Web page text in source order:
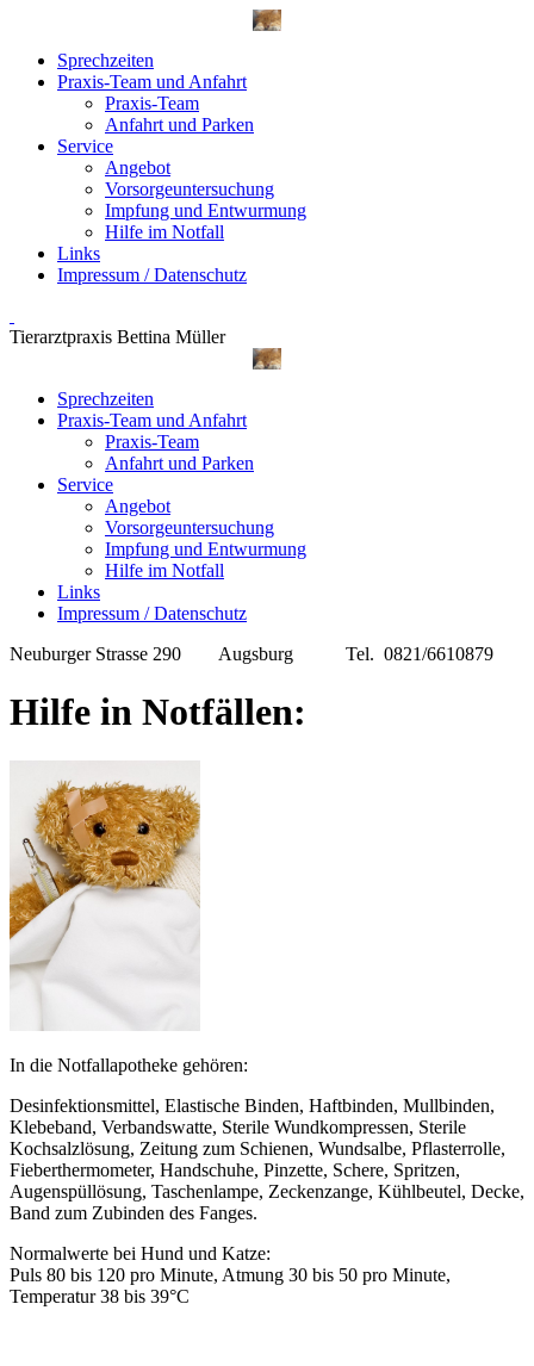
Sprechzeiten
Praxis-Team und Anfahrt
Praxis-Team
Anfahrt und Parken
Service
Angebot
Vorsorgeuntersuchung
Impfung und Entwurmung
Hilfe im Notfall
Links
Impressum / Datenschutz
Tierarztpraxis Bettina Müller
Sprechzeiten
Praxis-Team und Anfahrt
Praxis-Team
Anfahrt und Parken
Service
Angebot
Vorsorgeuntersuchung
Impfung und Entwurmung
Hilfe im Notfall
Links
Impressum / Datenschutz
Neuburger Strasse 290 Augsburg Tel. 0821/6610879
Hilfe in Notfällen:
In die Notfallapotheke gehören:
Desinfektionsmittel, Elastische Binden, Haftbinden, Mullbinden,
Klebeband, Verbandswatte, Sterile Wundkompressen, Sterile
Kochsalzlösung, Zeitung zum Schienen, Wundsalbe, Pflasterrolle,
Fieberthermometer, Handschuhe, Pinzette, Schere, Spritzen,
Augenspüllösung, Taschenlampe, Zeckenzange, Kühlbeutel, Decke,
Band zum Zubinden des Fanges.
Normalwerte bei Hund und Katze:
Puls 80 bis 120 pro Minute, Atmung 30 bis 50 pro Minute,
Temperatur 38 bis 39°C